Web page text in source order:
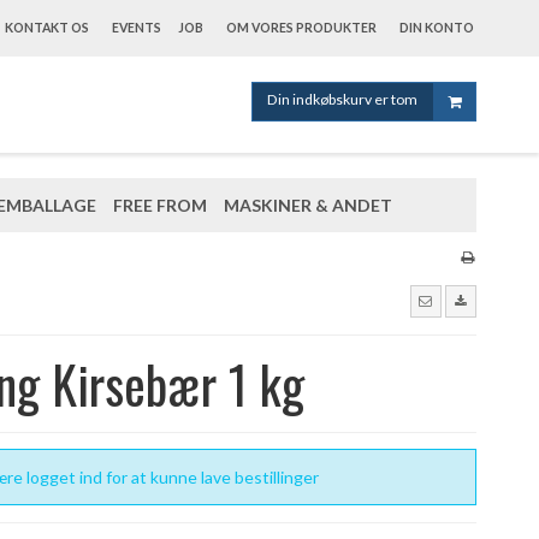
KONTAKT OS EVENTS JOB OM VORES PRODUKTER DIN KONTO
Din indkøbskurv er tom
FREE FROM MASKINER & ANDET
Kirsebær 1 kg
logget ind for at kunne lave bestillinger